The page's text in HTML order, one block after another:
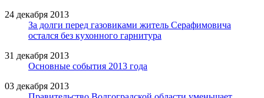
24 декабря 2013
За долги перед газовиками житель Серафимовича
остался без кухонного гарнитура
31 декабря 2013
Основные события 2013 года
03 декабря 2013